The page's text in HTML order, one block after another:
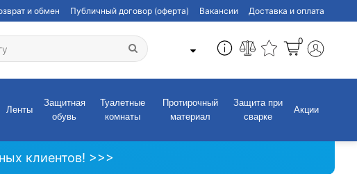
и обмен Публичный договор (оферта) Вакансии Доставка и оплата
0
Ленты
Защитная
обувь
Туалетные
комнаты
Протирочный
материал
Защита при
сварке
Акции
клиентов! >>>